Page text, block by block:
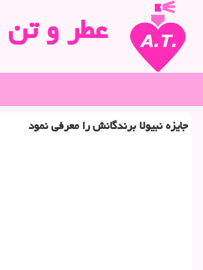
عطر و تن
جایزه نبیولا برندگانش را معرفی نمود